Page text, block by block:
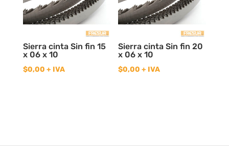
Sierra cinta Sin fin 15
x 06 x 10
$0,00 + IVA
Sierra cinta Sin fin 20
x 06 x 10
$0,00 + IVA